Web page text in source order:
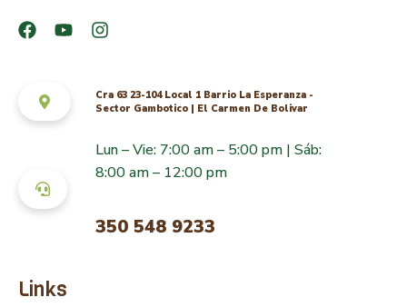
Cra 63 23-104 Local 1 Barrio La Esperanza -
Sector Gambotico | El Carmen De Bolivar
Lun – Vie: 7:00 am – 5:00 pm | Sáb:
8:00 am – 12:00 pm
350 548 9233
Links